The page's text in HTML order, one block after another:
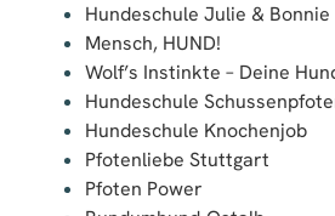
Hundeschule Julie & Bonnie
Mensch, HUND!
Wolf’s Instinkte – Deine
Hundeschule
Hundeschule Knochenjob
Pfotenliebe Stuttgart
Pfoten Power